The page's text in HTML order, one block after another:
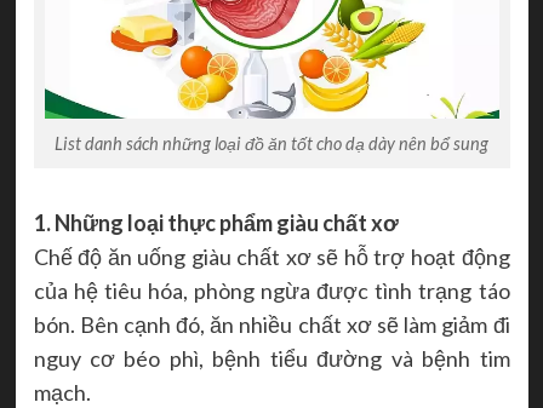
List danh sách những loại đồ ăn tốt cho dạ dày nên bổ sung
1. Những loại thực phẩm giàu chất xơ
Chế độ ăn uống giàu chất xơ sẽ hỗ trợ hoạt động
của hệ tiêu hóa, phòng ngừa được tình trạng táo
bón. Bên cạnh đó, ăn nhiều chất xơ sẽ làm giảm đi
nguy cơ béo phì, bệnh tiểu đường và bệnh tim
mạch.